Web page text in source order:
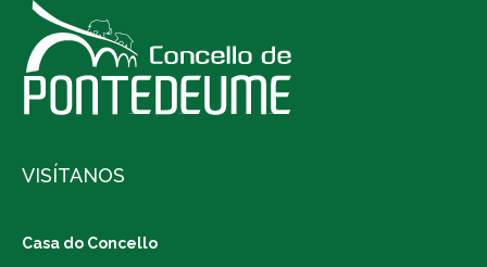
VISÍTANOS
Casa do Concello